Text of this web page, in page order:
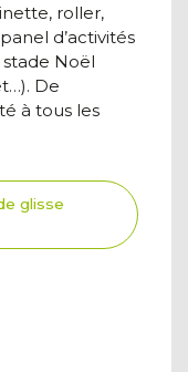
roller,
d’activités
Noël
De
à tous les
glisse